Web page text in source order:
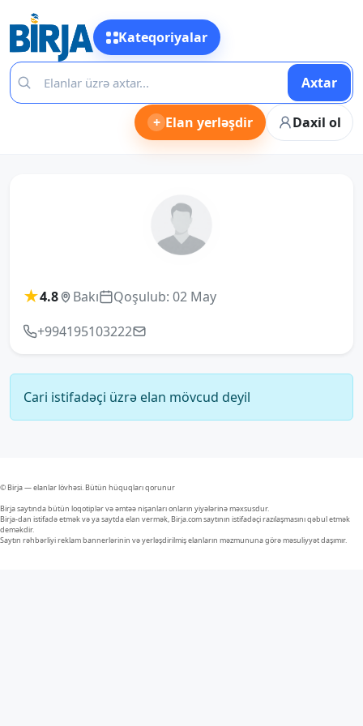
Kateqoriyalar
Axtar
+ Elan yerləşdir Daxil ol
★4.8 Bakı
Qoşulub: 02 May
+994195103222
Cari istifadəçi üzrə elan mövcud deyil
© Birja — elanlar lövhəsi. Bütün hüquqları qorunur
Birja saytında bütün loqotiplər və əmtəə nişanları onların yiyələrinə məxsusdur.
Birja-dan istifadə etmək və ya saytda elan vermək, Birja.com saytının istifadəçi razılaşmasını qəbul etmək
deməkdir.
Saytın rəhbərliyi reklam bannerlərinin və yerləşdirilmiş elanların məzmununa görə məsuliyyət daşımır.